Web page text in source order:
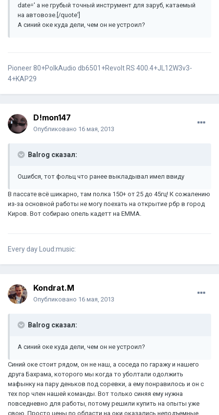
date=' а не грубый точный инструмент для заруб, катаемый
на автовозе.[/quote']
А синий оке куда дели, чем он не устроил?
Pioneer 80+PolkAudio db6501+Revolt RS 400.4+JL12W3v3-
4+KAP29
D!mon147
Опубликовано 16 мая, 2013
Balrog сказал:
Ошибся, тот фольц что ранее выкладывал имел ввиду
В пассате всё шикарно, там полка 150+ от 25 до 45гц! К сожалению
из-за основной работы не могу поехать на открытие рбр в город
Киров. Вот собираю опель кадетт на ЕММА.
Every day Loud:music:
Kondrat.M
Опубликовано 16 мая, 2013
Balrog сказал:
А синий оке куда дели, чем он не устроил?
Синий оке стоит рядом, он не наш, а соседа по гаражу и нашего
друга Бахрама, которого мы когда то уболтали одолжить
мафынку на пару деньков под соревки, а ему понравилось и он с
тех пор член нашей команды. Вот только синяя ему нужна
повседневно для работы, потому решили купить на опыты уже
свою. Просто цены по области на оки оказались неподъемные,